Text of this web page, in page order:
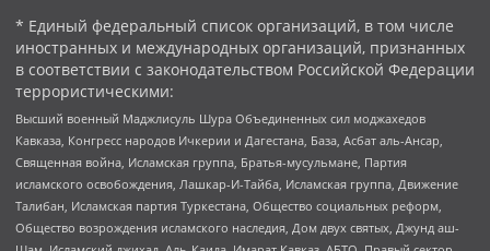
* Единый федеральный список организаций, в том числе
иностранных и международных организаций, признанных
в соответствии с законодательством Российской Федерации
террористическими:
Высший военный Маджлисуль Шура Объединенных сил моджахедов
Кавказа, Конгресс народов Ичкерии и Дагестана, База, Асбат аль-Ансар,
Священная война, Исламская группа, Братья-мусульмане, Партия
исламского освобождения, Лашкар-И-Тайба, Исламская группа, Движение
Талибан, Исламская партия Туркестана, Общество социальных реформ,
Общество возрождения исламского наследия, Дом двух святых, Джунд аш-